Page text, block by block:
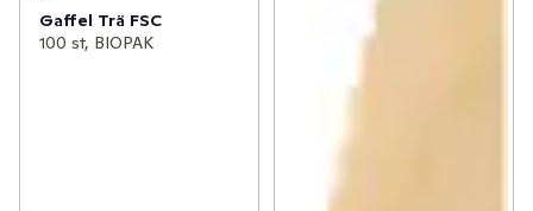
Gaffel Trä FSC
100 st, BIOPAK